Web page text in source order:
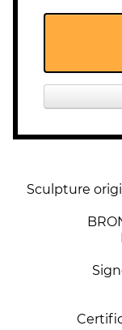
Sculpture